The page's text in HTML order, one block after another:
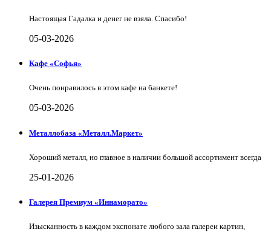
Настоящая Гадалка и денег не взяла. Спасибо!
05-03-2026
Кафе «Софья»
Очень понравилось в этом кафе на банкете!
05-03-2026
Металлобаза «Металл.Маркет»
Хороший металл, но главное в наличии большой ассортимент всегда
25-01-2026
Галерея Премиум «Иннаморато»
Изысканность в каждом экспонате любого зала галереи картин,